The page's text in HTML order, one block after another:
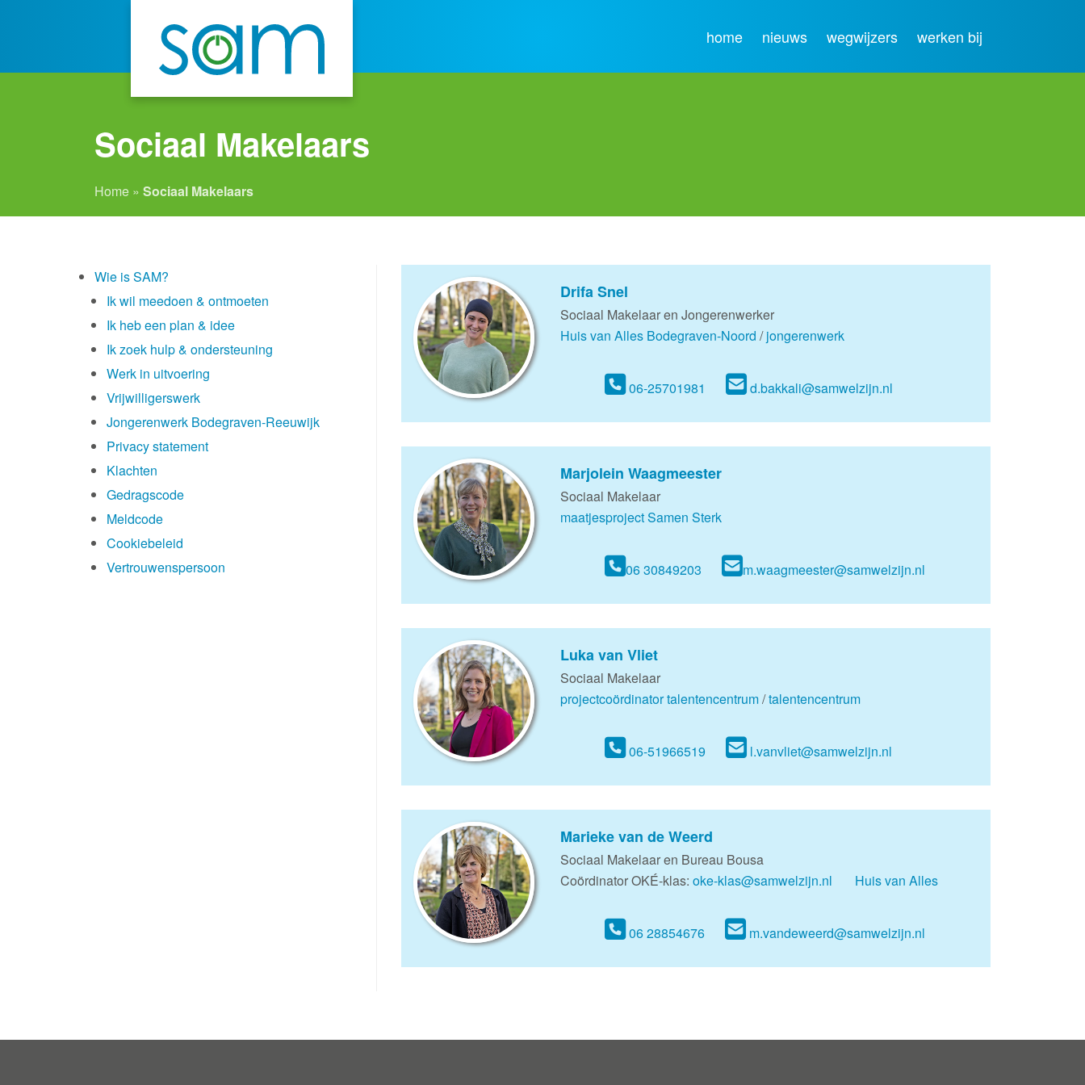
home nieuws wegwijzers werken bij
Sociaal Makelaars
Home » Sociaal Makelaars
Wie is SAM?
Ik wil meedoen & ontmoeten
Ik heb een plan & idee
Ik zoek hulp & ondersteuning
Werk in uitvoering
Vrijwilligerswerk
Jongerenwerk Bodegraven-Reeuwijk
Privacy statement
Klachten
Gedragscode
Meldcode
Cookiebeleid
Vertrouwenspersoon
Drifa Snel
Sociaal Makelaar en Jongerenwerker
Huis van Alles Bodegraven-Noord /jongerenwerk
06-25701981 d.bakkali@samwelzijn.nl
Marjolein Waagmeester
Sociaal Makelaar
maatjesproject Samen Sterk
06 30849203 m.waagmeester@samwelzijn.nl
Luka van Vliet
Sociaal Makelaar
projectcoördinator talentencentrum/talentencentrum
06-51966519 l.vanvliet@samwelzijn.nl
Marieke van de Weerd
Sociaal Makelaar en Bureau Bousa
Coördinator OKÉ-klas:oke-klas@samwelzijn.nl Huis van Alles
06 28854676 m.vandeweerd@samwelzijn.nl